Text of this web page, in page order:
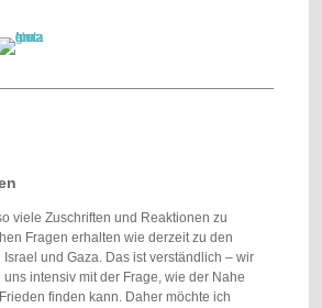
viele Zuschriften und Reaktionen zu
Fragen erhalten wie derzeit zu den
Israel und Gaza. Das ist verständlich – wir
intensiv mit der Frage, wie der Nahe
finden kann. Daher möchte ich